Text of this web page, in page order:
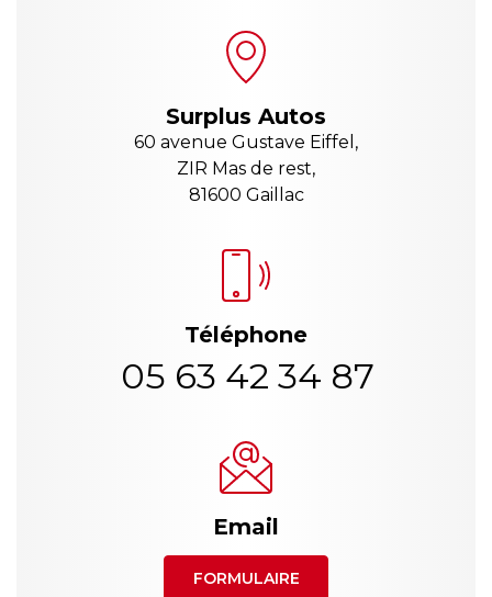
Surplus Autos
60 avenue Gustave Eiffel,
ZIR Mas de rest,
81600 Gaillac
Téléphone
05 63 42 34 87
Email
FORMULAIRE